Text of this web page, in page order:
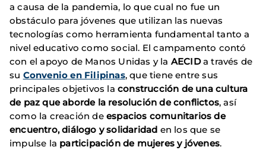
a causa de la pandemia, lo que cual no fue un
obstáculo para jóvenes que utilizan las nuevas
tecnologías como herramienta fundamental tanto a
nivel educativo como social. El campamento contó
con el apoyo de Manos Unidas y la AECIDa través de
su Convenio en Filipinas, que tiene entre sus
principales objetivos la construcción de una cultura
de paz que aborde la resolución de conflictos, así
como la creación de espacios comunitarios de
encuentro, diálogo y solidaridad en los que se
impulse la participación de mujeres y jóvenes.